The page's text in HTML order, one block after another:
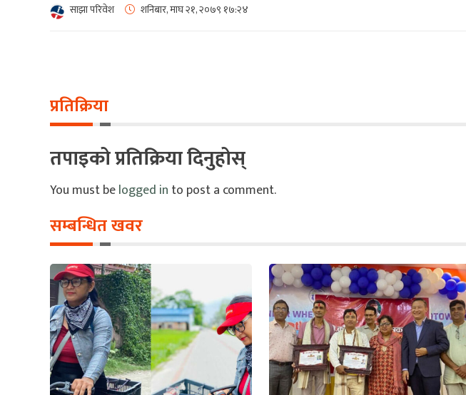
साझा परिवेश शनिबार, माघ २१, २०७९ १७:२४
प्रतिक्रिया
तपाइको प्रतिक्रिया दिनुहोस्
You must belogged in to post a comment.
सम्बन्धित खवर